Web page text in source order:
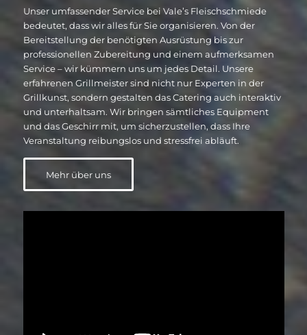
Unser umfassender Service bei Vale’s Fleischschmiede
bedeutet, dass wir alles für Sie organisieren. Von der
Bereitstellung der benötigten Ausrüstung bis zur
professionellen Zubereitung und einem aufmerksamen
Service – wir kümmern uns um jedes Detail. Unsere
erfahrenen Grillmeister sind nicht nur Experten in der
Grillkunst, sondern gestalten das Catering auch interaktiv
und unterhaltsam. Wir bringen sämtliches Equipment
und das Geschirr mit, um sicherzustellen, dass Ihre
Veranstaltung reibungslos und stressfrei abläuft.
Mehr über uns